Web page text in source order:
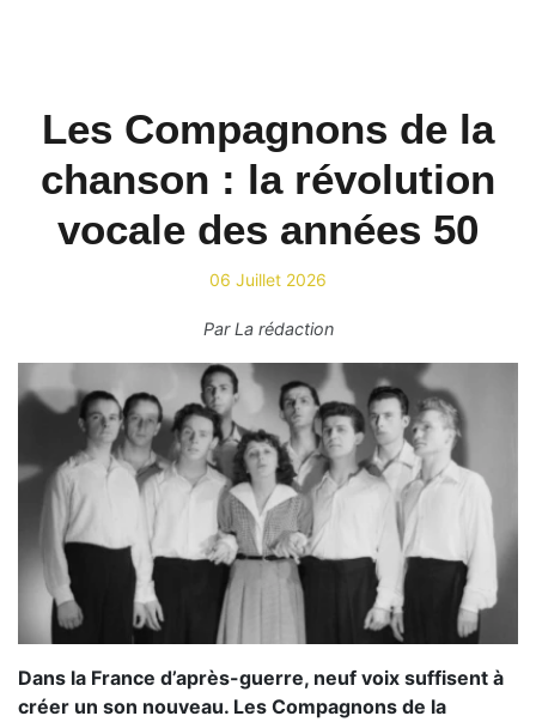
Les Compagnons de la
chanson : la révolution
vocale des années 50
06 Juillet 2026
ParLa rédaction
Dans la France d’après-guerre, neuf voix suffisent à
créer un son nouveau. Les Compagnons de la